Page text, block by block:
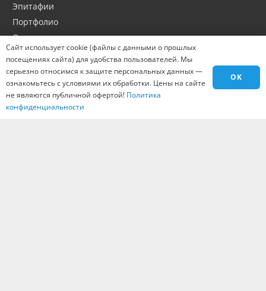
Эпитафии
Портфолио
Оптовикам
Материалы
Города
Контакты
Вакансии
Сайт использует cookie (файлы с данными о прошлых
посещениях сайта) для удобства пользователей. Мы
серьезно относимся к защите персональных данных —
ознакомьтесь с условиями их обработки. Цены на сайте
не являются публичной офертой! Политика
конфиденциальности
OK